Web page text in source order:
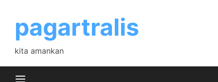
contentpagartralis
kita amankan